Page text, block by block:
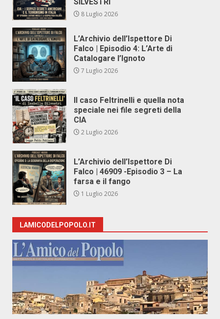
8 Luglio 2026
L’Archivio dell’Ispettore Di
Falco | Episodio 4: L’Arte di
Catalogare l’Ignoto
7 Luglio 2026
Il caso Feltrinelli e quella nota
speciale nei file segreti della
CIA
2 Luglio 2026
L’Archivio dell’Ispettore Di
Falco | 46909 -Episodio 3 – La
farsa e il fango
1 Luglio 2026
LAMICODELPOPOLO.IT